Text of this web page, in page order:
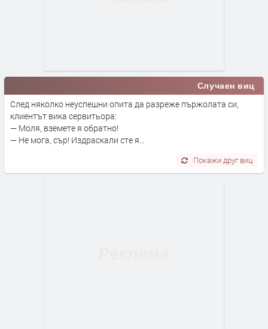
Случаен виц
След няколко неуспешни опита да разреже пържолата си,
клиентът вика сервитьора:
— Моля, вземете я обратно!
— Не мога, сър! Издраскали сте я…
Покажи друг виц